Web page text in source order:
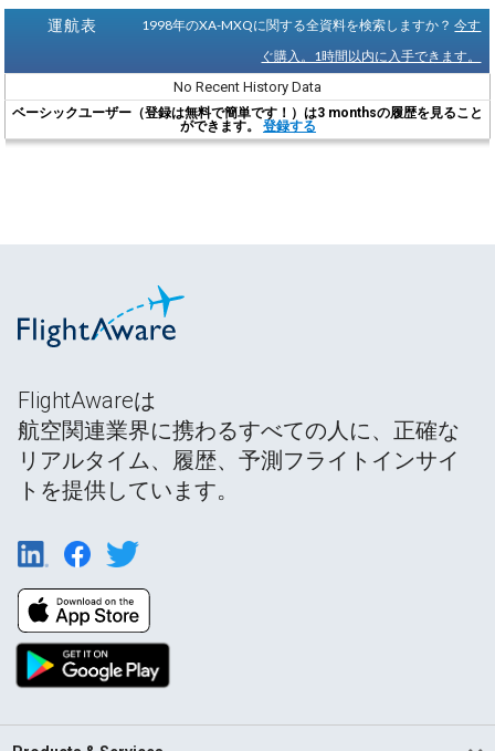
運航表 1998年のXA-MXQに関する全資料を検索しますか？今す
ぐ購入。1時間以内に入手できます。
No Recent History Data
ベーシックユーザー（登録は無料で簡単です！）は3 monthsの履歴を見ること
ができます。 登録する
FlightAwareは
航空関連業界に携わるすべての人に、正確な
リアルタイム、履歴、予測フライトインサイ
トを提供しています。